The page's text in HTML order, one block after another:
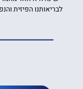
לבריאותנו הפיזית